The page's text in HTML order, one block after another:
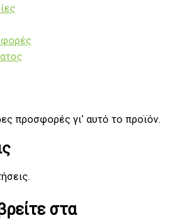
προσφορές γι' αυτό το προϊόν.
στα